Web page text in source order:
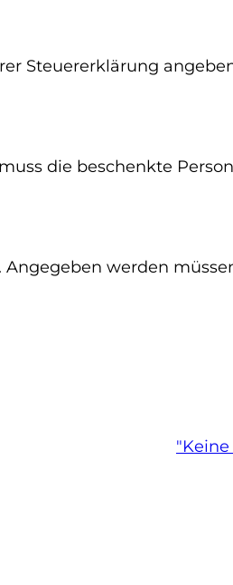
Steuererklärung
die beschenkte
. Angegeben werden